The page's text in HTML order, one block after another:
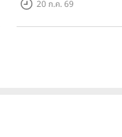
20 ก.ค. 69